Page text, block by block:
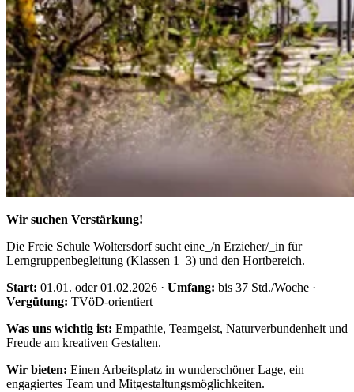
Wir suchen Verstärkung!
Die Freie Schule Woltersdorf sucht eine_/n Erzieher/_in für
Lerngruppenbegleitung (Klassen 1–3) und den Hortbereich.
Start: 01.01. oder 01.02.2026 · Umfang: bis 37 Std./Woche ·
Vergütung: TVöD-orientiert
Was uns wichtig ist: Empathie, Teamgeist, Naturverbundenheit und
Freude am kreativen Gestalten.
Wir bieten: Einen Arbeitsplatz in wunderschöner Lage, ein
engagiertes Team und Mitgestaltungsmöglichkeiten.